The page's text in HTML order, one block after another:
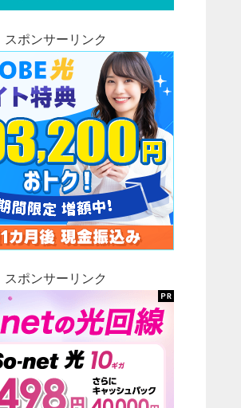
スポンサーリンク
スポンサーリンク